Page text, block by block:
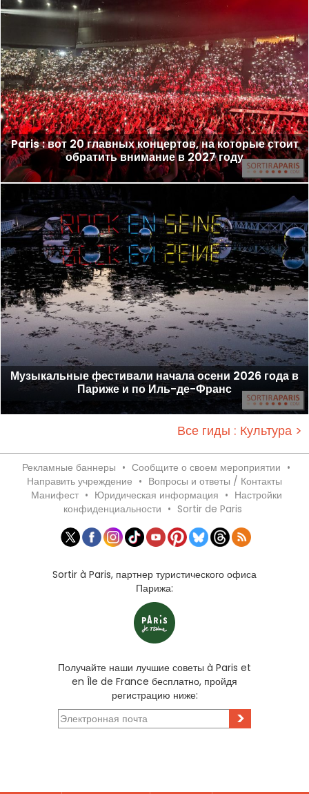
Paris : вот 20 главных концертов, на которые стоит
обратить внимание в 2027 году
Музыкальные фестивали начала осени 2026 года в
Париже и по Иль-де-Франс
Все гиды : Культура >
Рекламные баннеры • Сообщите о своем мероприятии •
Направить учреждение • Вопросы и ответы / Контакты
Манифест • Юридическая информация • Настройки
конфиденциальности • Sortir de Paris
Sortir à Paris, партнер туристического офиса
Парижа:
Получайте наши лучшие советы à Paris et
en Île de France бесплатно, пройдя
регистрацию ниже:
>